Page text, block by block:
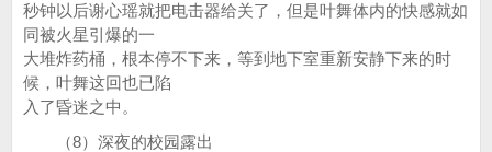
秒钟以后谢心瑶就把电击器给关了，但是叶舞体内的快感就如
同被火星引爆的一
大堆炸药桶，根本停不下来，等到地下室重新安静下来的时
候，叶舞这回也已陷
入了昏迷之中。
（8）深夜的校园露出